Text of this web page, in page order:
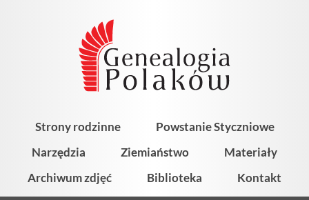
Strony rodzinne
Powstanie Styczniowe
Narzędzia
Ziemiaństwo
Materiały
Archiwum zdjęć
Biblioteka Kontakt